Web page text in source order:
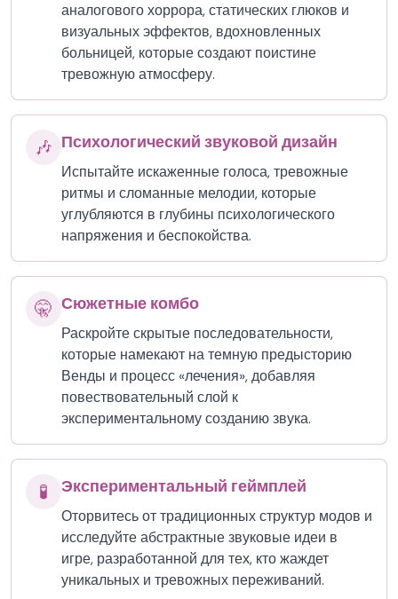
аналогового хоррора, статических глюков и
визуальных эффектов, вдохновленных
больницей, которые создают поистине
тревожную атмосферу.
🎶 Психологический звуковой дизайн
Испытайте искаженные голоса, тревожные
ритмы и сломанные мелодии, которые
углубляются в глубины психологического
напряжения и беспокойства.
🤫 Сюжетные комбо
Раскройте скрытые последовательности,
которые намекают на темную предысторию
Венды и процесс «лечения», добавляя
повествовательный слой к
экспериментальному созданию звука.
🧪 Экспериментальный геймплей
Оторвитесь от традиционных структур модов и
исследуйте абстрактные звуковые идеи в
игре, разработанной для тех, кто жаждет
уникальных и тревожных переживаний.